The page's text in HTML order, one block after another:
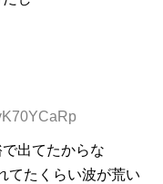
出てたからな
てたくらい波が荒い